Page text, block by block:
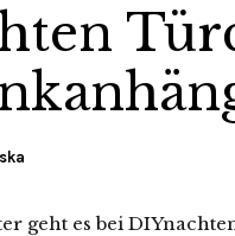
geht es bei